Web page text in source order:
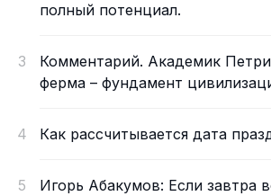
полный потенциал.
3
Комментарий. Академик
ферма – фундамент
4 Как рассчитывается дата
5
Игорь Абакумов: Если завтра